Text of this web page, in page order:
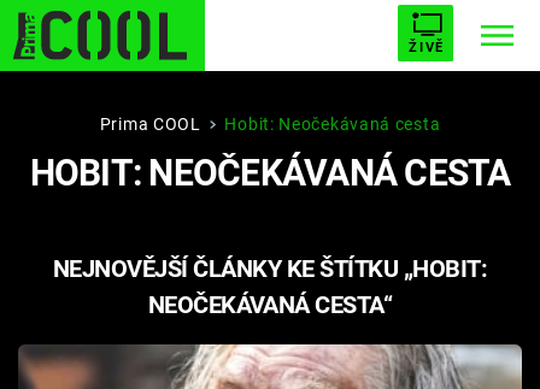
ŽIVĚ
STARHOUSE BUFFY, PŘEMOŽITELKA UPÍRŮ
ESCAPE PLNEJ KOTEL AVENGERS 5
Prima COOL Hobit: Neočekávaná cesta
HOBIT: NEOČEKÁVANÁ CESTA
NEJNOVĚJŠÍ ČLÁNKY KE ŠTÍTKU „HOBIT:
NEOČEKÁVANÁ CESTA“